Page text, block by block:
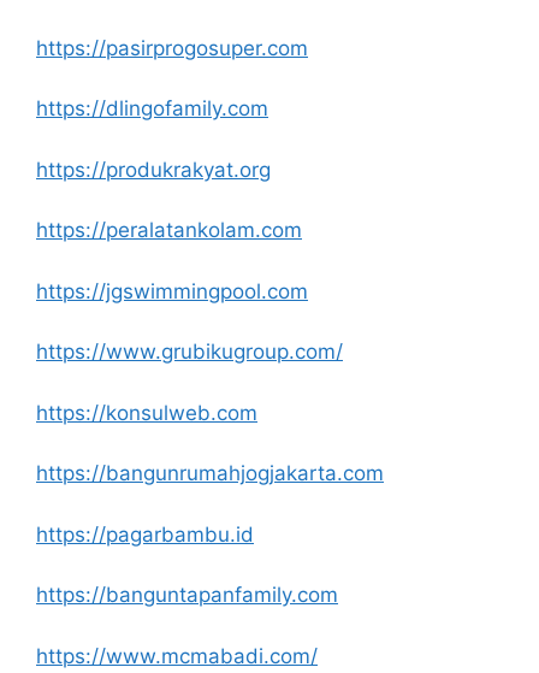
https://pasirprogosuper.com
https://dlingofamily.com
https://produkrakyat.org
https://peralatankolam.com
https://jgswimmingpool.com
https://www.grubikugroup.com/
https://konsulweb.com
https://bangunrumahjogjakarta.com
https://pagarbambu.id
https://banguntapanfamily.com
https://www.mcmabadi.com/